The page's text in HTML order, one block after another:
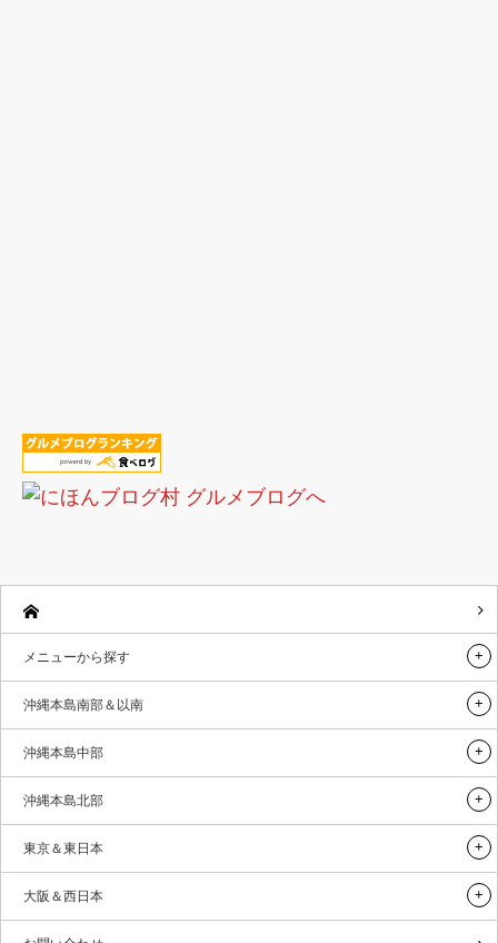
メニューから探す
沖縄本島南部＆以南
沖縄本島中部
沖縄本島北部
東京＆東日本
大阪＆西日本